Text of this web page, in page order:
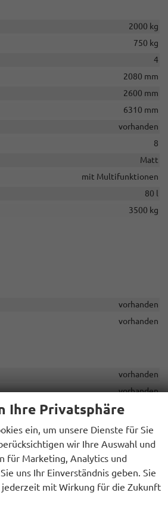
2000 kg
750 kg
4
2080 mm
2600 mm
6310 mm
vorhanden
8
Matt
mit Multifunktionen
80 l
3500 kg
vorhanden
vorhanden
vorhanden
vorhanden
vorhanden
vorhanden
vorhanden
Ihre Privatsphäre
ein, um unsere Dienste für Sie
wir Ihre Auswahl und
für Marketing, Analytics und
uns Ihr Einverständnis geben. Sie
jederzeit mit Wirkung für die Zukunft